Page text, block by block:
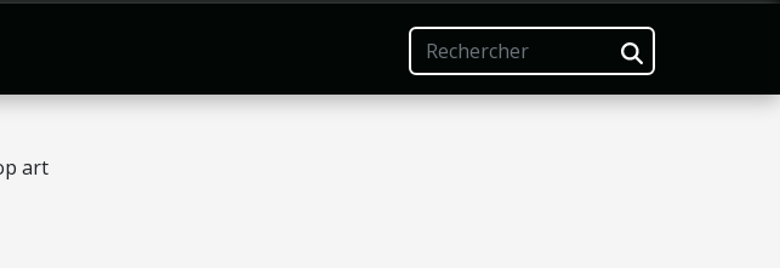
art